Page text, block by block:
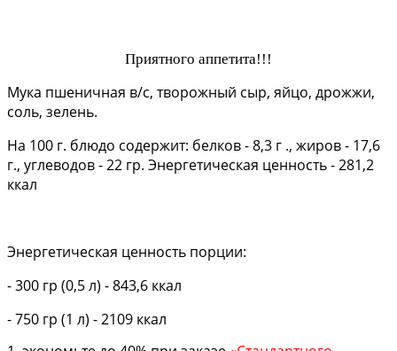
Приятного аппетита!!!
Мука пшеничная в/с, творожный сыр, яйцо, дрожжи,
соль, зелень.
На 100 г. блюдо содержит: белков - 8,3 г ., жиров - 17,6
г., углеводов - 22 гр. Энергетическая ценность - 281,2
ккал
Энергетическая ценность порции:
- 300 гр (0,5 л) - 843,6 ккал
- 750 гр (1 л) - 2109 ккал